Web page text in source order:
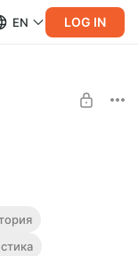
EN LOG IN
луна" |